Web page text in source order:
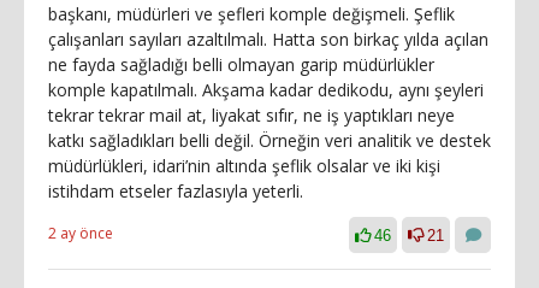
başkanı, müdürleri ve şefleri komple değişmeli. Şeflik
çalışanları sayıları azaltılmalı. Hatta son birkaç yılda açılan
ne fayda sağladığı belli olmayan garip müdürlükler
komple kapatılmalı. Akşama kadar dedikodu, aynı şeyleri
tekrar tekrar mail at, liyakat sıfır, ne iş yaptıkları neye
katkı sağladıkları belli değil. Örneğin veri analitik ve destek
müdürlükleri, idari’nin altında şeflik olsalar ve iki kişi
istihdam etseler fazlasıyla yeterli.
2 ay önce 46 21